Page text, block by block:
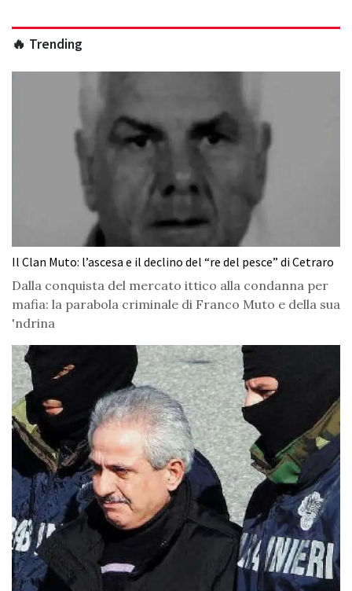
🔥 Trending
Il Clan Muto: l’ascesa e il declino del “re del pesce” di Cetraro
Dalla conquista del mercato ittico alla condanna per
mafia: la parabola criminale di Franco Muto e della sua
'ndrina